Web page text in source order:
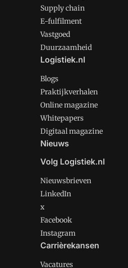
Supply chain
E-fulfilment
Vastgoed
Duurzaamheid
Logistiek.nl
Blogs
Praktijkverhalen
Online magazine
Whitepapers
Digitaal magazine
Nieuws
Volg Logistiek.nl
Nieuwsbrieven
LinkedIn
x
Facebook
Instagram
Carrièrekansen
Vacatures